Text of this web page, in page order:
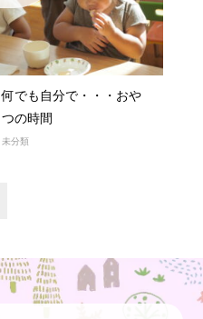
何でも自分で・・・おや
つの時間
未分類